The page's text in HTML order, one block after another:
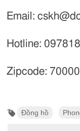
Email:
Hotline:
Zipcode:
Đồng hồ